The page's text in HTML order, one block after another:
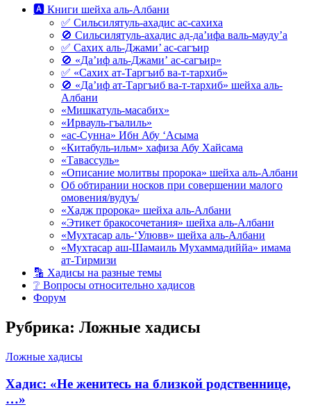
🅰 Книги шейха аль-Албани
✅ Сильсилятуль-ахадис ас-сахиха
🚫 Сильсилятуль-ахадис ад-да’ифа валь-мауду’а
✅ Сахих аль-Джами’ ас-сагъир
🚫 «Да’иф аль-Джами’ ас-сагъир»
✅ «Сахих ат-Таргъиб ва-т-тархиб»
🚫 «Да’иф ат-Таргъиб ва-т-тархиб» шейха аль-
Албани
«Мишкатуль-масабих»
«Ирвауль-гъалиль»
«ас-Сунна» Ибн Абу ‘Асыма
«Китабуль-ильм» хафиза Абу Хайсама
«Тавассуль»
«Описание молитвы пророка» шейха аль-Албани
Об обтирании носков при совершении малого
омовения/вудуъ/
«Хадж пророка» шейха аль-Албани
«Этикет бракосочетания» шейха аль-Албани
«Мухтасар аль-‘Улювв» шейха аль-Албани
«Мухтасар аш-Шамаиль Мухаммадиййа» имама
ат-Тирмизи
🔡 Хадисы на разные темы
❔ Вопросы относительно хадисов
Форум
Рубрика: Ложные хадисы
Ложные хадисы
Хадис: «Не женитесь на близкой родственнице,
…»